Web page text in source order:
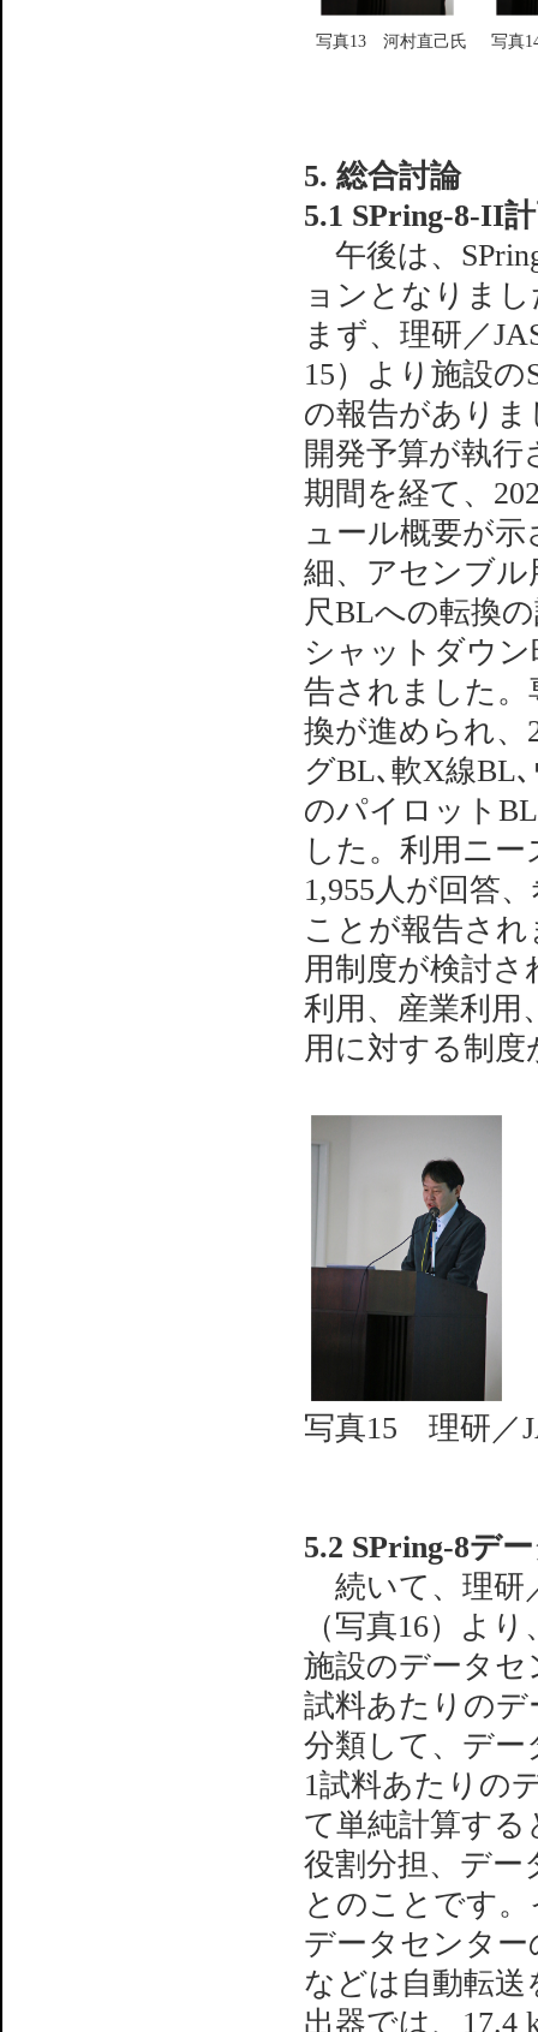
写真13 河村直己氏 写真
5. 総合討論
5.1 SPring-8-II
午後は、
ョンとなりま
まず、理研／
15）より施設
の報告がありま
開発予算が執
期間を経て、
ュール概要が
細、アセンブル
尺BLへの転換
シャットダウ
告されました
換が進められ、
グBL､軟X線BL
のパイロット
した。利用ニ
1,955人が回答
ことが報告さ
用制度が検討
利用、産業利用
用に対する制
写真15 理研／
5.2 SPring-8デ
続いて、理研
（写真16）よ
施設のデータ
試料あたりの
分類して、デ
1試料あたりの
て単純計算する
役割分担、デー
とのことです
データセンタ
などは自動転
出器では、17.4